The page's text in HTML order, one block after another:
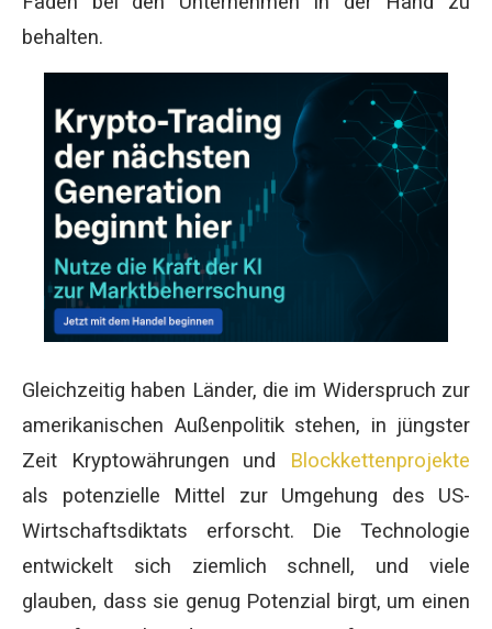
behalten.
Gleichzeitig haben Länder, die im Widerspruch zur
amerikanischen Außenpolitik stehen, in jüngster
Zeit Kryptowährungen und Blockkettenprojekte
als potenzielle Mittel zur Umgehung des US-
Wirtschaftsdiktats erforscht. Die Technologie
entwickelt sich ziemlich schnell, und viele
glauben, dass sie genug Potenzial birgt, um einen